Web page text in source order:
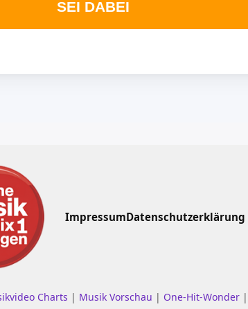
SEI DABEI
ImpressumDatenschutzerklärung
Charts | Musik Vorschau | One-Hit-Wonder